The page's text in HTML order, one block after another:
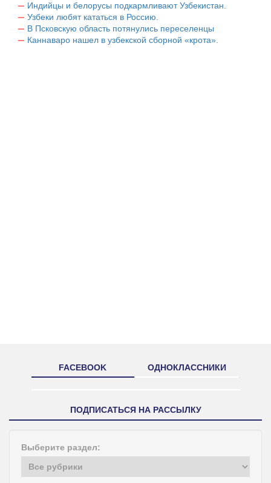
Индийцы и белорусы подкармливают Узбекистан.
Узбеки любят кататься в Россию.
В Псковскую область потянулись переселенцы
Каннаваро нашел в узбекской сборной «крота».
FACEBOOK ОДНОКЛАССНИКИ
ПОДПИСАТЬСЯ НА РАССЫЛКУ
Выберите раздел: